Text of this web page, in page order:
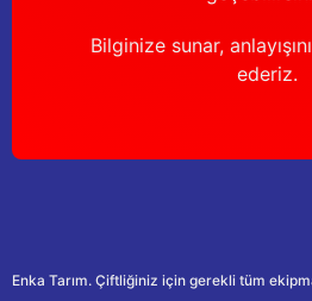
Bilginize sunar,
ederiz.
Enka Tarım. Çiftliğiniz için gerekli tüm